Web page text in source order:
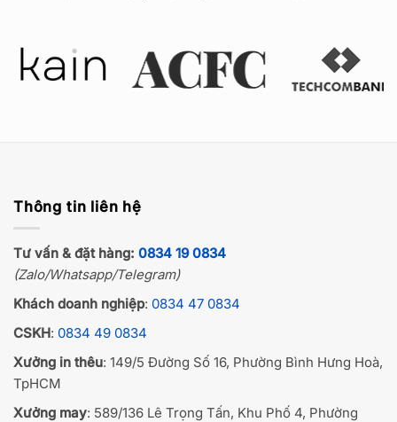
Thông tin liên hệ
Tư vấn & đặt hàng: 0834 19 0834
(Zalo/Whatsapp/Telegram)
Khách doanh nghiệp: 0834 47 0834
CSKH: 0834 49 0834
Xưởng in thêu: 149/5 Đường Số 16, Phường Bình Hưng Hoà,
TpHCM
Xưởng may: 589/136 Lê Trọng Tấn, Khu Phố 4, Phường